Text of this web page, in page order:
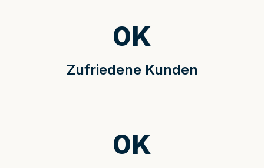
Zufriedene Kunden
0K
0K